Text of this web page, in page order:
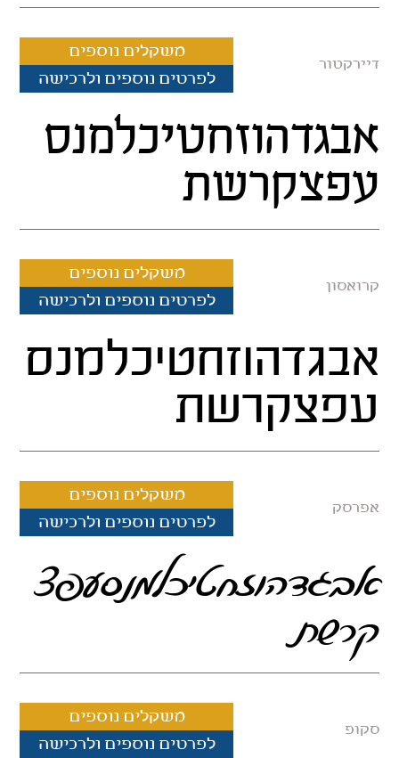
דיירקטור
משקלים נוספים
לפרטים נוספים ולרכישה
אבגדהוזחטיכלמנס
עפצקרשת
קרואסון
משקלים נוספים
לפרטים נוספים ולרכישה
אבגדהוזחטיכלמנס
עפצקרשת
אפרסק
משקלים נוספים
לפרטים נוספים ולרכישה
אבגדהוזחטיכלמנסעפצ
קרשת
סקופ
משקלים נוספים
לפרטים נוספים ולרכישה